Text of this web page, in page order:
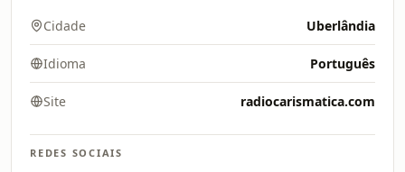
Cidade Uberlândia
Idioma Português
Site radiocarismatica.com
REDES SOCIAIS